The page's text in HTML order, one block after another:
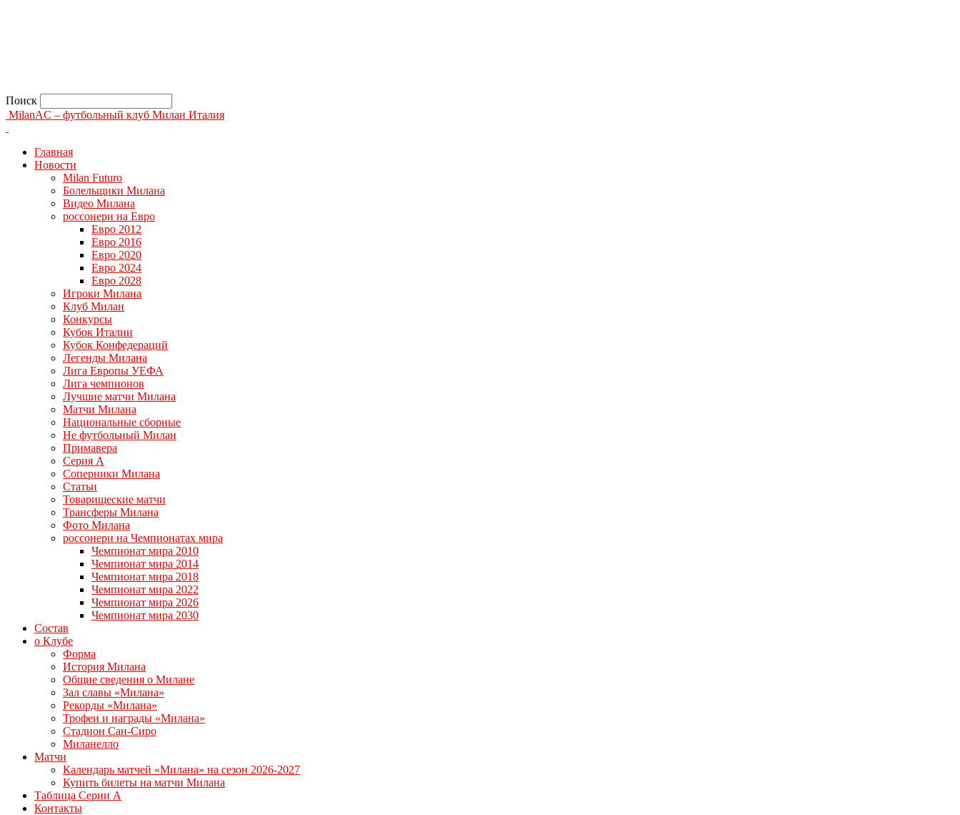
Поиск
MilanAC – футбольный клуб Милан Италия
Главная
Новости
Milan Futuro
Болельщики Милана
Видео Милана
россонери на Евро
Евро 2012
Евро 2016
Евро 2020
Евро 2024
Евро 2028
Игроки Милана
Клуб Милан
Конкурсы
Кубок Италии
Кубок Конфедераций
Легенды Милана
Лига Европы УЕФА
Лига чемпионов
Лучшие матчи Милана
Матчи Милана
Национальные сборные
Не футбольный Милан
Примавера
Серия А
Соперники Милана
Статьи
Товарищеские матчи
Трансферы Милана
Фото Милана
россонери на Чемпионатах мира
Чемпионат мира 2010
Чемпионат мира 2014
Чемпионат мира 2018
Чемпионат мира 2022
Чемпионат мира 2026
Чемпионат мира 2030
Состав
о Клубе
Форма
История Милана
Общие сведения о Милане
Зал славы «Милана»
Рекорды «Милана»
Трофеи и награды «Милана»
Стадион Сан-Сиро
Миланелло
Матчи
Календарь матчей «Милана» на сезон 2026-2027
Купить билеты на матчи Милана
Таблица Серии А
Контакты